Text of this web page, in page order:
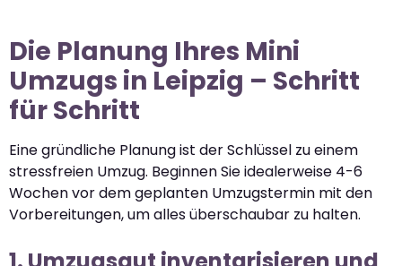
Die Planung Ihres Mini
Umzugs in Leipzig – Schritt
für Schritt
Eine gründliche Planung ist der Schlüssel zu einem
stressfreien Umzug. Beginnen Sie idealerweise 4-6
Wochen vor dem geplanten Umzugstermin mit den
Vorbereitungen, um alles überschaubar zu halten.